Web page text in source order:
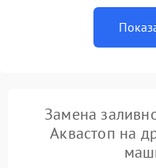
Замена
Аквастоп на